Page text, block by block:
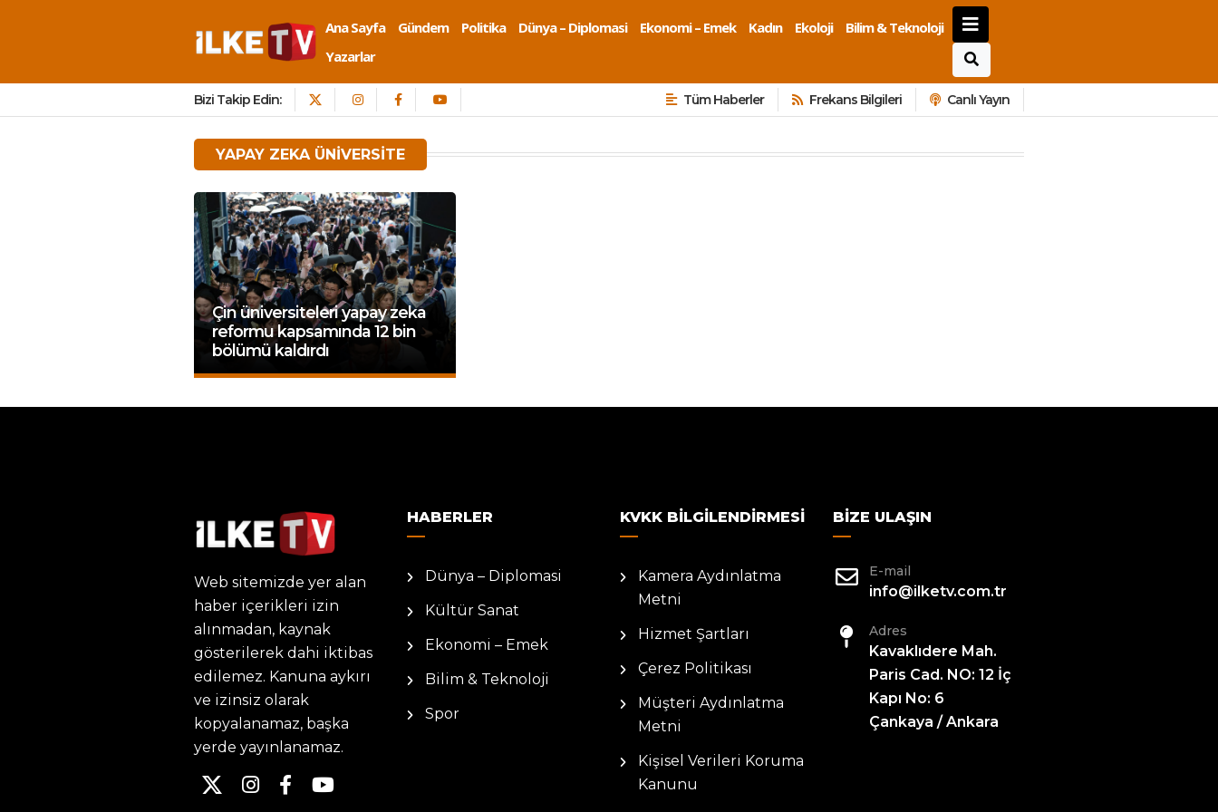
Ana Sayfa Gündem Politika Dünya – Diplomasi Ekonomi – Emek Kadın Ekoloji
Bilim & Teknoloji
Yazarlar
Bizi Takip Edin: Tüm Haberler Frekans Bilgileri Canlı Yayın
YAPAY ZEKA ÜNIVERSITE
Çin üniversiteleri yapay zeka
reformu kapsamında 12 bin
bölümü kaldırdı
Web sitemizde yer alan
haber içerikleri izin
alınmadan, kaynak
gösterilerek dahi iktibas
edilemez. Kanuna aykırı
ve izinsiz olarak
kopyalanamaz, başka
yerde yayınlanamaz.
HABERLER
Dünya – Diplomasi
Kültür Sanat
Ekonomi – Emek
Bilim & Teknoloji
Spor
KVKK BILGILENDIRMESI
Kamera Aydınlatma
Metni
Hizmet Şartları
Çerez Politikası
Müşteri Aydınlatma
Metni
Kişisel Verileri Koruma
Kanunu
BIZE ULAŞIN
E-mail
info@ilketv.com.tr
Adres
Kavaklıdere Mah.
Paris Cad. NO: 12 İç
Kapı No: 6
Çankaya / Ankara